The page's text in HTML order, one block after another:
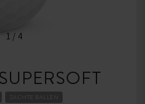
1 / 4
ZACHTE BALLEN